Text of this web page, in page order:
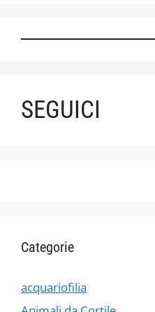
SEGUICI
Categorie
acquariofilia